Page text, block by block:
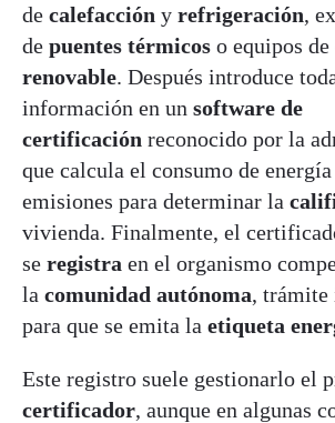
de calefacción y refrigeración,
de puentes térmicos o equipos de
renovable. Después introduce
información en un software de
certificación reconocido por la
que calcula el consumo de
emisiones para determinar la
vivienda. Finalmente, el
se registra en el organismo
la comunidad autónoma, trámite
para que se emita la etiqueta
Este registro suele gestionarlo el
certificador, aunque en algunas